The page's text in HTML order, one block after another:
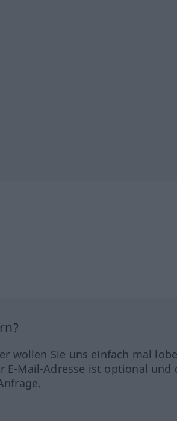
wollen Sie uns einfach mal
E-Mail-Adresse ist optional und